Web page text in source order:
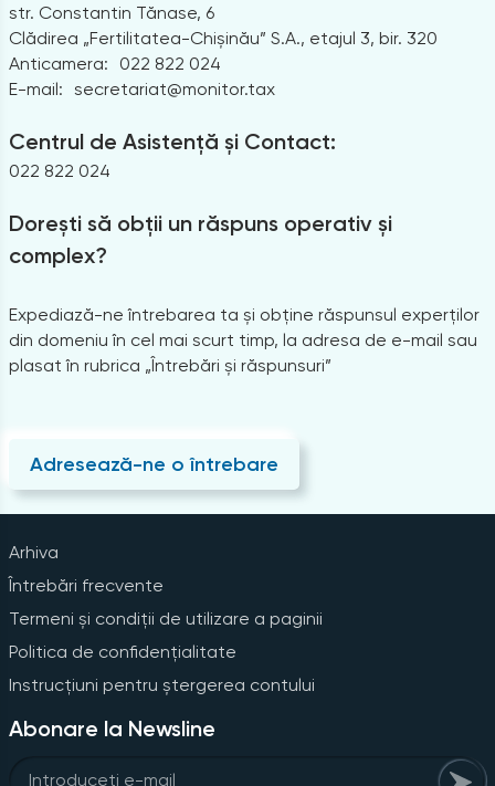
str. Constantin Tănase, 6
Clădirea „Fertilitatea-Chișinău” S.A., etajul 3, bir. 320
Anticamera:
022 822 024
E-mail: secretariat@monitor.tax
Centrul de Asistență și Contact:
022 822 024
Dorești să obții un răspuns operativ și
complex?
Expediază-ne întrebarea ta și obține răspunsul experților
din domeniu în cel mai scurt timp, la adresa de e-mail sau
plasat în rubrica „Întrebări și răspunsuri”
Adresează-ne o întrebare
Arhiva
Întrebări frecvente
Termeni și condiții de utilizare a paginii
Politica de confidențialitate
Instrucțiuni pentru ștergerea contului
Abonare la Newsline